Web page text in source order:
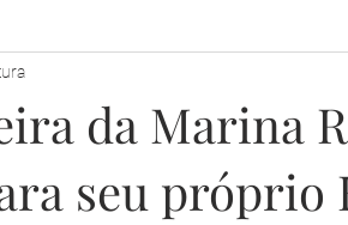
da Marina
seu próprio